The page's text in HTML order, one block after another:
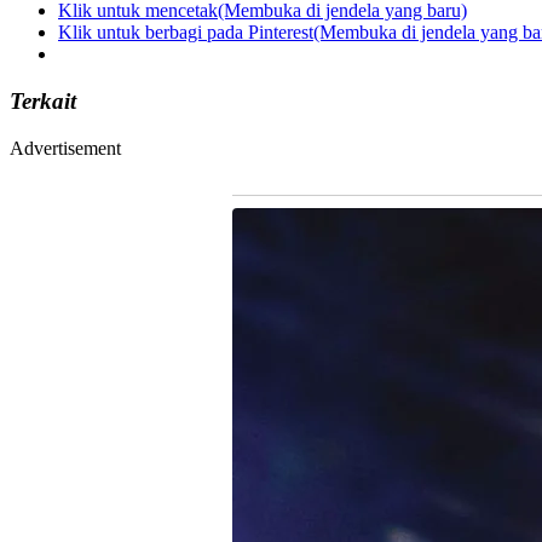
Klik untuk mencetak(Membuka di jendela yang baru)
Klik untuk berbagi pada Pinterest(Membuka di jendela yang
Terkait
Advertisement